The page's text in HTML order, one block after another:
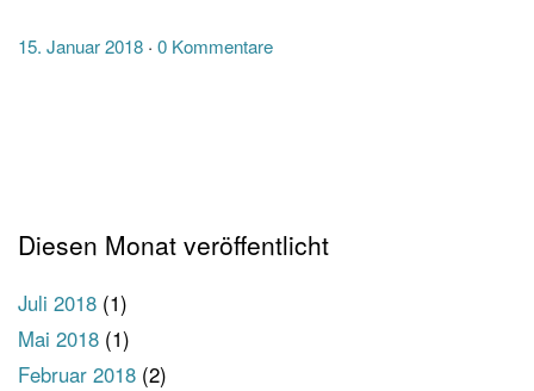
15. Januar 2018 0 Kommentare
Diesen Monat veröffentlicht
Juli 2018 (1)
Mai 2018 (1)
Februar 2018 (2)